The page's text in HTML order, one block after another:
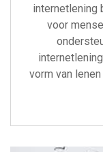
internetlening
voor
vorm van